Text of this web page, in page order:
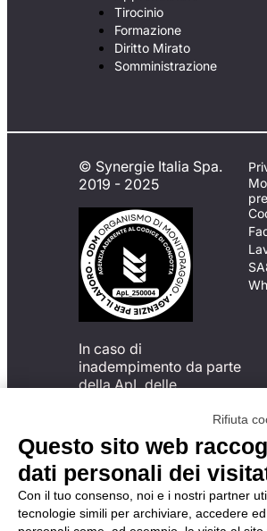
Tirocinio
Formazione
Diritto Mirato
Somministrazione
© Synergie Italia Spa.
2019 - 2025
In caso di
inadempimento da parte
della ApL delle
del Codice di Condotta, è
possibile presentare un
reclamo
all’Organismo di
Monitoraggio utilizzando
una delle modalità
descritte al seguente
Rifiuta
Questo sito web
dati personali dei
Con il tuo consenso, noi e i nostri partner
tecnologie simili per archiviare, accedere